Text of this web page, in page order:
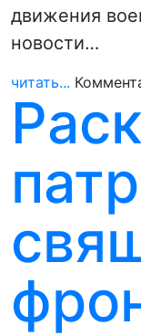
движения
новости…
читать...